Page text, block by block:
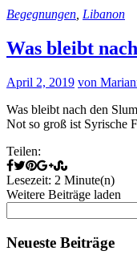
Begegnungen, Libanon
Was bleibt
April 2, 2019 von
Was bleibt nach den
Not so groß ist
Teilen:
Lesezeit: 2 Minute(n)
Weitere Beiträge laden
Neueste Beiträge